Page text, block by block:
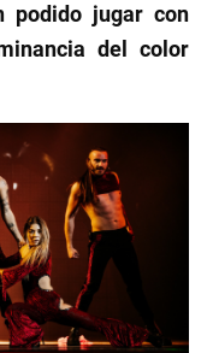
podido jugar con
del color